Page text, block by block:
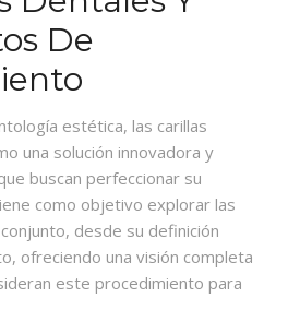
De
estética, las carillas
una solución innovadora y
buscan perfeccionar su
como objetivo explorar las
desde su definición
ofreciendo una visión completa
este procedimiento para